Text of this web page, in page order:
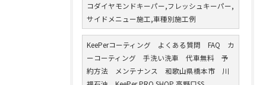
コダイヤモンドキーパー,フレッシュキーパー,
サイドメニュー施工,車種別施工例
KeePerコーティング よくある質問 FAQ カ
ーコーティング 手洗い洗車 代車無料 予
約方法 メンテナンス 和歌山県橋本市 川